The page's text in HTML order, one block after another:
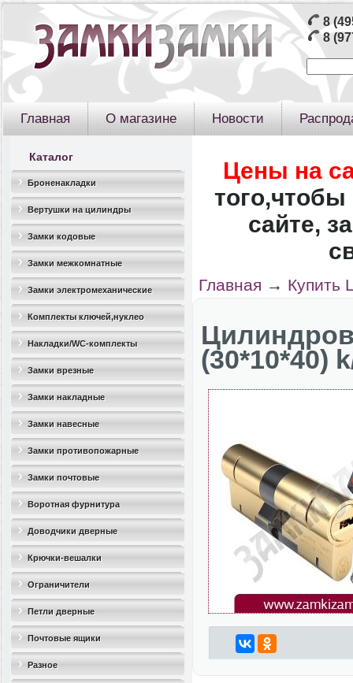
8
8
Главная О магазине Новости
Каталог
Броненакладки
Вертушки на цилиндры
Замки кодовые
Замки межкомнатные
Замки электромеханические
Комплекты ключей,нуклео
Накладки/WC-комплекты
Замки врезные
Замки накладные
Замки навесные
Замки противопожарные
Замки почтовые
Воротная фурнитура
Доводчики дверные
Крючки-вешалки
Ограничители
дверные(стопоры)
Петли дверные
Почтовые ящики
Разное
Цены на
того,чтобы
сайте,
Главная → Купить
(30*10*40)